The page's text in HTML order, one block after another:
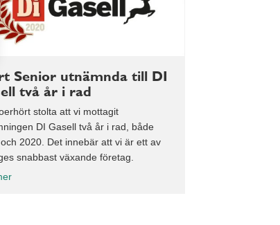
Senior utnämnda till DI
två år i rad
stolta att vi mottagit
DI Gasell två år i rad, både
2020. Det innebär att vi är ett av
snabbast växande företag.